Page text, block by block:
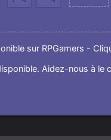
sur RPGamers -
Aidez-nous à le